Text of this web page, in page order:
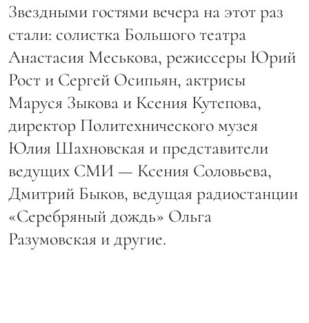
Звездными гостями вечера на этот раз
стали: солистка Большого театра
Анастасия Меськова, режиссеры Юрий
Рост и Сергей Осипьян, актрисы
Маруся Зыкова и Ксения Кутепова,
директор Политехнического музея
Юлия Шахновская и представители
ведущих СМИ — Ксения Соловьева,
Дмитрий Быков, ведущая радиостанции
«Серебряный дождь» Ольга
Разумовская и другие.